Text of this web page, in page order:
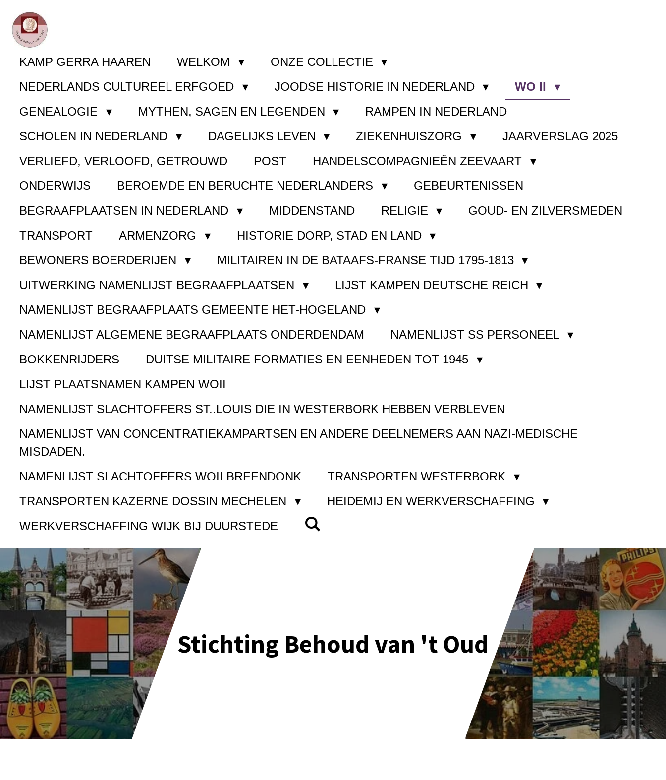
Ga
direct
naar
hoofdinhoud
KAMP GERRA HAAREN WELKOM
ONZE COLLECTIE
NEDERLANDS CULTUREEL ERFGOED
JOODSE HISTORIE IN NEDERLAND
WO II
GENEALOGIE
MYTHEN, SAGEN EN LEGENDEN
RAMPEN IN NEDERLAND
SCHOLEN IN NEDERLAND
DAGELIJKS LEVEN ZIEKENHUISZORG
JAARVERSLAG 2025
VERLIEFD, VERLOOFD, GETROUWD
POST
HANDELSCOMPAGNIEËN ZEEVAART
ONDERWIJS
BEROEMDE EN BERUCHTE NEDERLANDERS
GEBEURTENISSEN
BEGRAAFPLAATSEN IN NEDERLAND
MIDDENSTAND RELIGIE
GOUD- EN ZILVERSMEDEN
TRANSPORT
ARMENZORG
HISTORIE DORP, STAD EN LAND
BEWONERS BOERDERIJEN
MILITAIREN IN DE BATAAFS-FRANSE TIJD 1795-1813
UITWERKING NAMENLIJST BEGRAAFPLAATSEN
LIJST KAMPEN DEUTSCHE REICH
NAMENLIJST BEGRAAFPLAATS GEMEENTE HET-HOGELAND
NAMENLIJST ALGEMENE BEGRAAFPLAATS ONDERDENDAM
NAMENLIJST SS PERSONEEL
BOKKENRIJDERS
DUITSE MILITAIRE FORMATIES EN EENHEDEN TOT 1945
LIJST PLAATSNAMEN KAMPEN WOII
NAMENLIJST SLACHTOFFERS ST..LOUIS DIE IN WESTERBORK HEBBEN VERBLEVEN
NAMENLIJST VAN CONCENTRATIEKAMPARTSEN EN ANDERE DEELNEMERS AAN NAZI-MEDISCHE
MISDADEN.
NAMENLIJST SLACHTOFFERS WOII BREENDONK
TRANSPORTEN WESTERBORK
TRANSPORTEN KAZERNE DOSSIN MECHELEN
HEIDEMIJ EN WERKVERSCHAFFING
WERKVERSCHAFFING WIJK BIJ DUURSTEDE
Stichting Behoud van 't Oud